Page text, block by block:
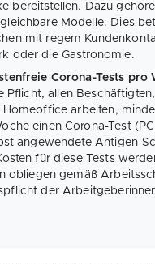
bereitstellen. Dazu
Modelle. Dies
mit regem
oder die Gastronomie.
Corona-Tests pro
Pflicht, allen
Homeoffice arbeiten,
einen Corona-Test
angewendete Antigen-
für diese Tests
obliegen gemäß
der